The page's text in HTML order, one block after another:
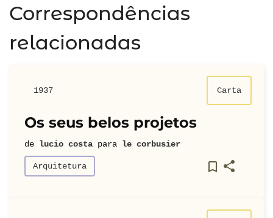
Correspondências
relacionadas
1937 Carta
Os seus belos projetos
de lucio costa para le corbusier
Arquitetura